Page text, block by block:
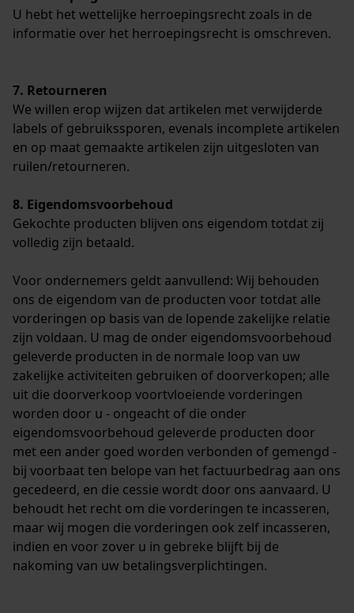
U hebt het wettelijke herroepingsrecht zoals in de
informatie over het herroepingsrecht is omschreven.
7. Retourneren
We willen erop wijzen dat artikelen met verwijderde
labels of gebruikssporen, evenals incomplete artikelen
en op maat gemaakte artikelen zijn uitgesloten van
ruilen/retourneren.
8. Eigendomsvoorbehoud
Gekochte producten blijven ons eigendom totdat zij
volledig zijn betaald.
Voor ondernemers geldt aanvullend: Wij behouden
ons de eigendom van de producten voor totdat alle
vorderingen op basis van de lopende zakelijke relatie
zijn voldaan. U mag de onder eigendomsvoorbehoud
geleverde producten in de normale loop van uw
zakelijke activiteiten gebruiken of doorverkopen; alle
uit die doorverkoop voortvloeiende vorderingen
worden door u - ongeacht of die onder
eigendomsvoorbehoud geleverde producten door
met een ander goed worden verbonden of gemengd -
bij voorbaat ten belope van het factuurbedrag aan ons
gecedeerd, en die cessie wordt door ons aanvaard. U
behoudt het recht om die vorderingen te incasseren,
maar wij mogen die vorderingen ook zelf incasseren,
indien en voor zover u in gebreke blijft bij de
nakoming van uw betalingsverplichtingen.